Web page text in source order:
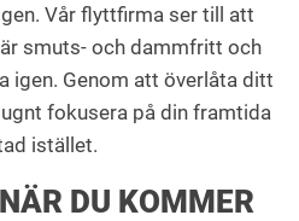
Vår flyttfirma ser till att
smuts- och dammfritt och
igen. Genom att överlåta ditt
fokusera på din framtida
istället.
DU KOMMER